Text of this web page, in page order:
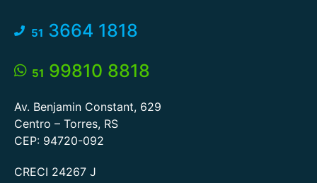
51 3664 1818
51 99810 8818
Av. Benjamin Constant, 629
Centro – Torres, RS
CEP: 94720-092
CRECI 24267 J